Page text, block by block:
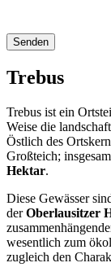
Trebus
Trebus ist ein
Weise die
Östlich des
Großteich;
Hektar.
Diese Gewässer
derOberlausitzer
wesentlich zum
zugleich den